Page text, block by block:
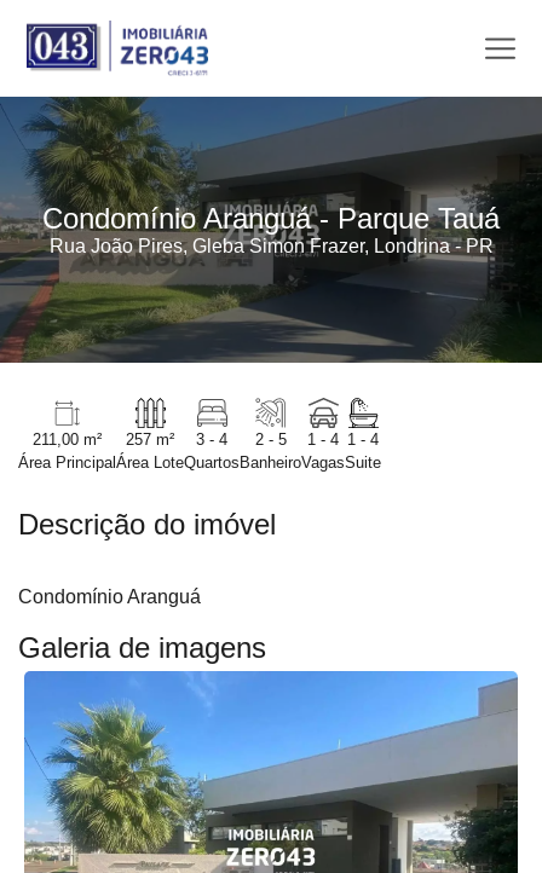
Condomínio Aranguá - Parque Tauá
Rua João Pires, Gleba Simon Frazer, Londrina - PR
211,00 m²
Área Principal
257 m²
Área Lote
3 - 4
Quartos
2 - 5
Banheiro
1 - 4
Vagas
1 - 4
Suite
Descrição do imóvel
Condomínio Aranguá
Galeria de imagens